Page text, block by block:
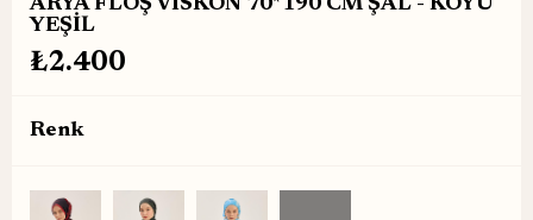
ARYA FLOŞ VİSKON 70*190 CM ŞAL - KOYU
YEŞİL
₺2.400
Renk